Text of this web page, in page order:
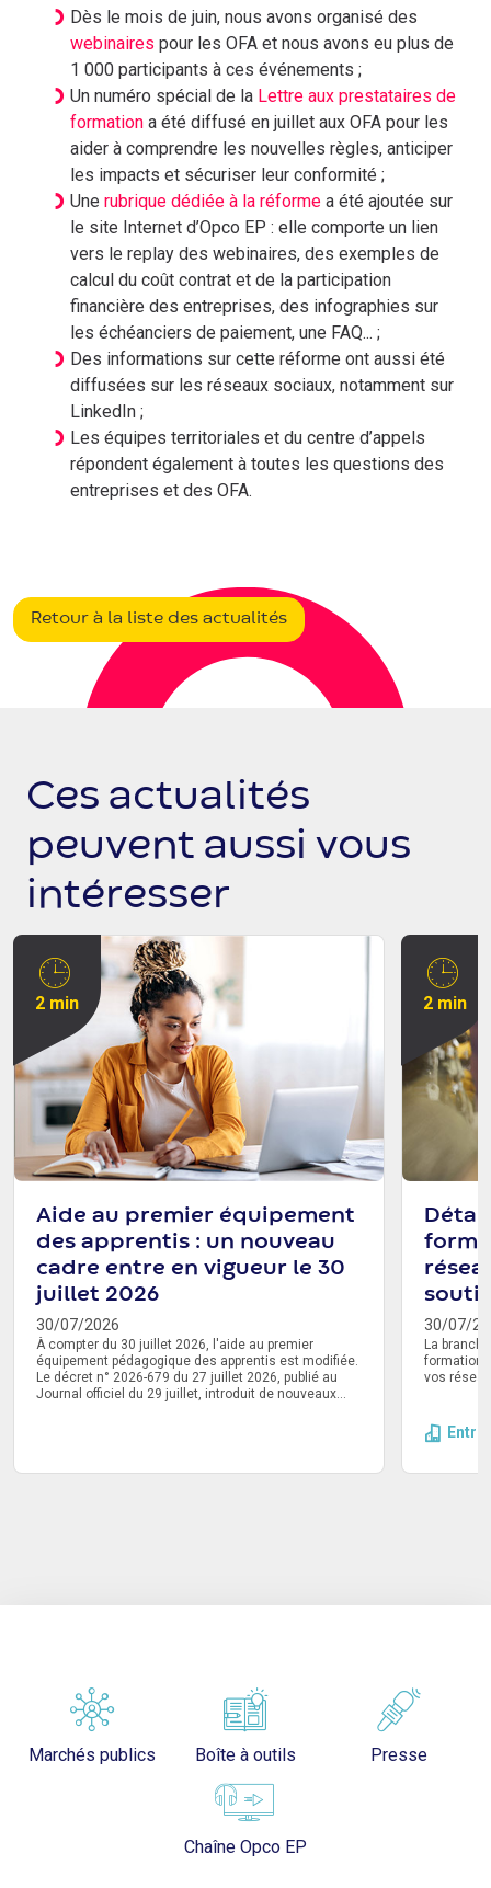
Dès le mois de juin, nous avons organisé des
webinaires pour les OFA et nous avons eu plus de
1 000 participants à ces événements ;
Un numéro spécial de la Lettre aux prestataires de
formation a été diffusé en juillet aux OFA pour les
aider à comprendre les nouvelles règles, anticiper
les impacts et sécuriser leur conformité ;
Une rubrique dédiée à la réforme a été ajoutée sur
le site Internet d’Opco EP : elle comporte un lien
vers le replay des webinaires, des exemples de
calcul du coût contrat et de la participation
financière des entreprises, des infographies sur
les échéanciers de paiement, une FAQ... ;
Des informations sur cette réforme ont aussi été
diffusées sur les réseaux sociaux, notamment sur
LinkedIn ;
Les équipes territoriales et du centre d’appels
répondent également à toutes les questions des
entreprises et des OFA.
Retour à la liste des actualités
Ces actualités
peuvent aussi vous
intéresser
2 min
Aide au premier équipement
des apprentis : un nouveau
cadre entre en vigueur le 30
juillet 2026
30/07/2026
À compter du 30 juillet 2026, l'aide au premier
équipement pédagogique des apprentis est modifiée.
Le décret n° 2026-679 du 27 juillet 2026, publié au
Journal officiel du 29 juillet, introduit de nouveaux
2 min
30/07/
La
formation
vos
Marchés publics Boîte à outils Presse
Chaîne Opco EP